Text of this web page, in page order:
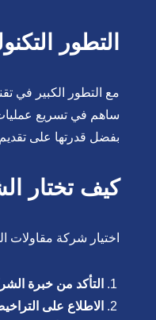
التطور
ساهم في تسريع عمليات
بفضل قدرتها على
كيف تختار
اختيار شركة مقاولات
التأكد من خبرة
الاطلاع على